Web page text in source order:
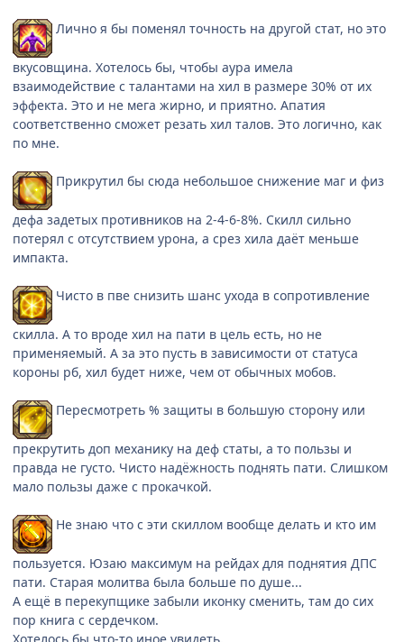
Лично я бы поменял точность на другой стат, но это
вкусовщина. Хотелось бы, чтобы аура имела
взаимодействие с талантами на хил в размере 30% от их
эффекта. Это и не мега жирно, и приятно. Апатия
соответственно сможет резать хил талов. Это логично, как
по мне.
Прикрутил бы сюда небольшое снижение маг и физ
дефа задетых противников на 2-4-6-8%. Скилл сильно
потерял с отсутствием урона, а срез хила даёт меньше
импакта.
Чисто в пве снизить шанс ухода в сопротивление
скилла. А то вроде хил на пати в цель есть, но не
применяемый. А за это пусть в зависимости от статуса
короны рб, хил будет ниже, чем от обычных мобов.
Пересмотреть % защиты в большую сторону или
прекрутить доп механику на деф статы, а то пользы и
правда не густо. Чисто надёжность поднять пати. Слишком
мало пользы даже с прокачкой.
Не знаю что с эти скиллом вообще делать и кто им
пользуется. Юзаю максимум на рейдах для поднятия ДПС
пати. Старая молитва была больше по душе...
А ещё в перекупщике забыли иконку сменить, там до сих
пор книга с сердечком.
Хотелось бы что-то иное увидеть.